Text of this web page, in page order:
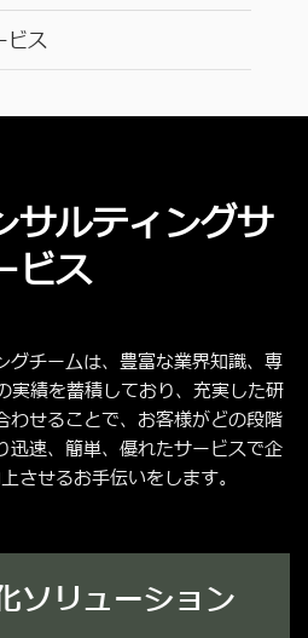
ビス
サルティングサ
ビス
グチームは、豊富な業界知識、専
実績を蓄積しており、充実した研
わせることで、お客様がどの段階
迅速、簡単、優れたサービスで企
させるお手伝いをします。
ソリューション